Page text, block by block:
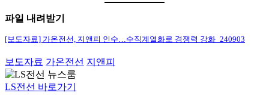
파일 내려받기
[보도자료] 가온전선, 지앤피 인수…수직계열화로 경쟁력 강화_240903
보도자료 가온전선 지앤피
LS전선 바로가기